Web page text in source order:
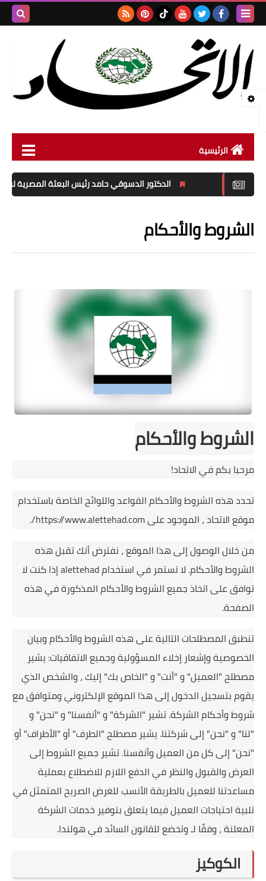
الرئيسية
العالم
الفيديو
مال وعمال
حوادث وقضايا
المزيد
الدكتور الدسوقي حامد رئيس البعثة المصرية لبطولة التحدي
الشروط والأحكام
الشروط والأحكام
مرحبا بكم في الاتحاد!
تحدد هذه الشروط والأحكام القواعد واللوائح الخاصة باستخدام
موقع الاتحاد ، الموجود على https://www.alettehad.com/.
من خلال الوصول إلى هذا الموقع ، نفترض أنك تقبل هذه
الشروط والأحكام.
لا تستمر في استخدام alettehad إذا كنت لا
توافق على اتخاذ جميع الشروط والأحكام المذكورة في هذه
الصفحة.
تنطبق المصطلحات التالية على هذه الشروط والأحكام وبيان
الخصوصية وإشعار إخلاء المسؤولية وجميع الاتفاقيات: يشير
مصطلح "العميل" و "أنت" و "الخاص بك" إليك ، والشخص الذي
يقوم بتسجيل الدخول إلى هذا الموقع الإلكتروني ومتوافق مع
شروط وأحكام الشركة.تشير "الشركة" و "أنفسنا" و "نحن" و
"لنا" و "نحن" إلى شركتنا.يشير مصطلح "الطرف" أو "الأطراف" أو
"نحن" إلى كل من العميل وأنفسنا.تشير جميع الشروط إلى
العرض والقبول والنظر في الدفع اللازم للاضطلاع بعملية
مساعدتنا للعميل بالطريقة الأنسب للغرض الصريح المتمثل في
تلبية احتياجات العميل فيما يتعلق بتوفير خدمات الشركة
المعلنة ، وفقًا لـ وتخضع للقانون السائد في هولندا.
الكوكيز